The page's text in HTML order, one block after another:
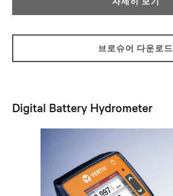
브로슈어 다운로드
Digital Battery Hydrometer